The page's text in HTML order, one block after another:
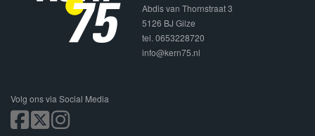
Abdis van Thornstraat 3
5126 BJ Gilze
tel. 0653228720
info@kern75.nl
Volg ons via Social Media